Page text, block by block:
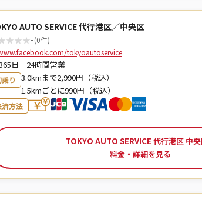
AUTO SERVICE 代行港区／中央区
★★★-(0件)
tokyoautoservice
日 24時間営業
り
3.0kmまで2,990円（税込）
1.5kmごとに990円（税込）
済方法
TOKYO AUTO SERVICE 代行港区 中
料金・詳細を見る